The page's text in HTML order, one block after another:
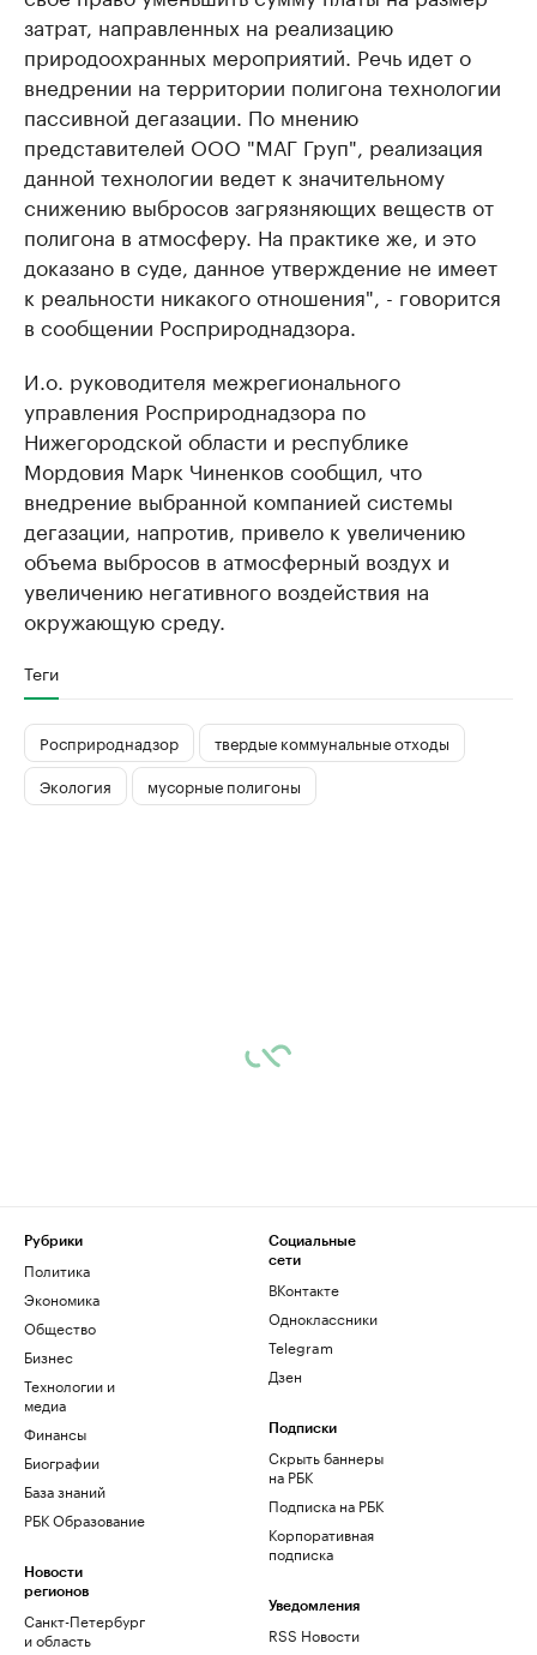
затрат, направленных на реализацию
природоохранных мероприятий. Речь идет о
внедрении на территории полигона технологии
пассивной дегазации. По мнению
представителей ООО "МАГ Груп", реализация
данной технологии ведет к значительному
снижению выбросов загрязняющих веществ от
полигона в атмосферу. На практике же, и это
доказано в суде, данное утверждение не имеет
к реальности никакого отношения", - говорится
в сообщении Росприроднадзора.
И.о. руководителя межрегионального
управления Росприроднадзора по
Нижегородской области и республике
Мордовия Марк Чиненков сообщил, что
внедрение выбранной компанией системы
дегазации, напротив, привело к увеличению
объема выбросов в атмосферный воздух и
увеличению негативного воздействия на
окружающую среду.
Теги
Росприроднадзор
твердые коммунальные отходы
Экология
мусорные полигоны
Рубрики
Политика
Экономика
Общество
Бизнес
Технологии и
медиа
Финансы
Биографии
База знаний
РБК Образование
Новости
регионов
Санкт-Петербург
и область
Социальные
сети
ВКонтакте
Одноклассники
Telegram
Дзен
Подписки
Скрыть баннеры
на РБК
Подписка на РБК
Корпоративная
подписка
Уведомления
RSS Новости